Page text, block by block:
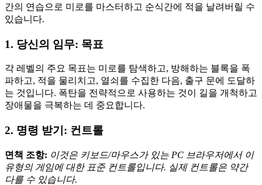
간의 연습으로 미로를 마스터하고 순식간에 적을 날려버릴 수
있습니다.
1. 당신의 임무: 목표
각 레벨의 주요 목표는 미로를 탐색하고, 방해하는 블록을 폭
파하고, 적을 물리치고, 열쇠를 수집한 다음, 출구 문에 도달하
는 것입니다. 폭탄을 전략적으로 사용하는 것이 길을 개척하고
장애물을 극복하는 데 중요합니다.
2. 명령 받기: 컨트롤
면책 조항: 이것은 키보드/마우스가 있는 PC 브라우저에서 이
유형의 게임에 대한 표준 컨트롤입니다. 실제 컨트롤은 약간
다를 수 있습니다.